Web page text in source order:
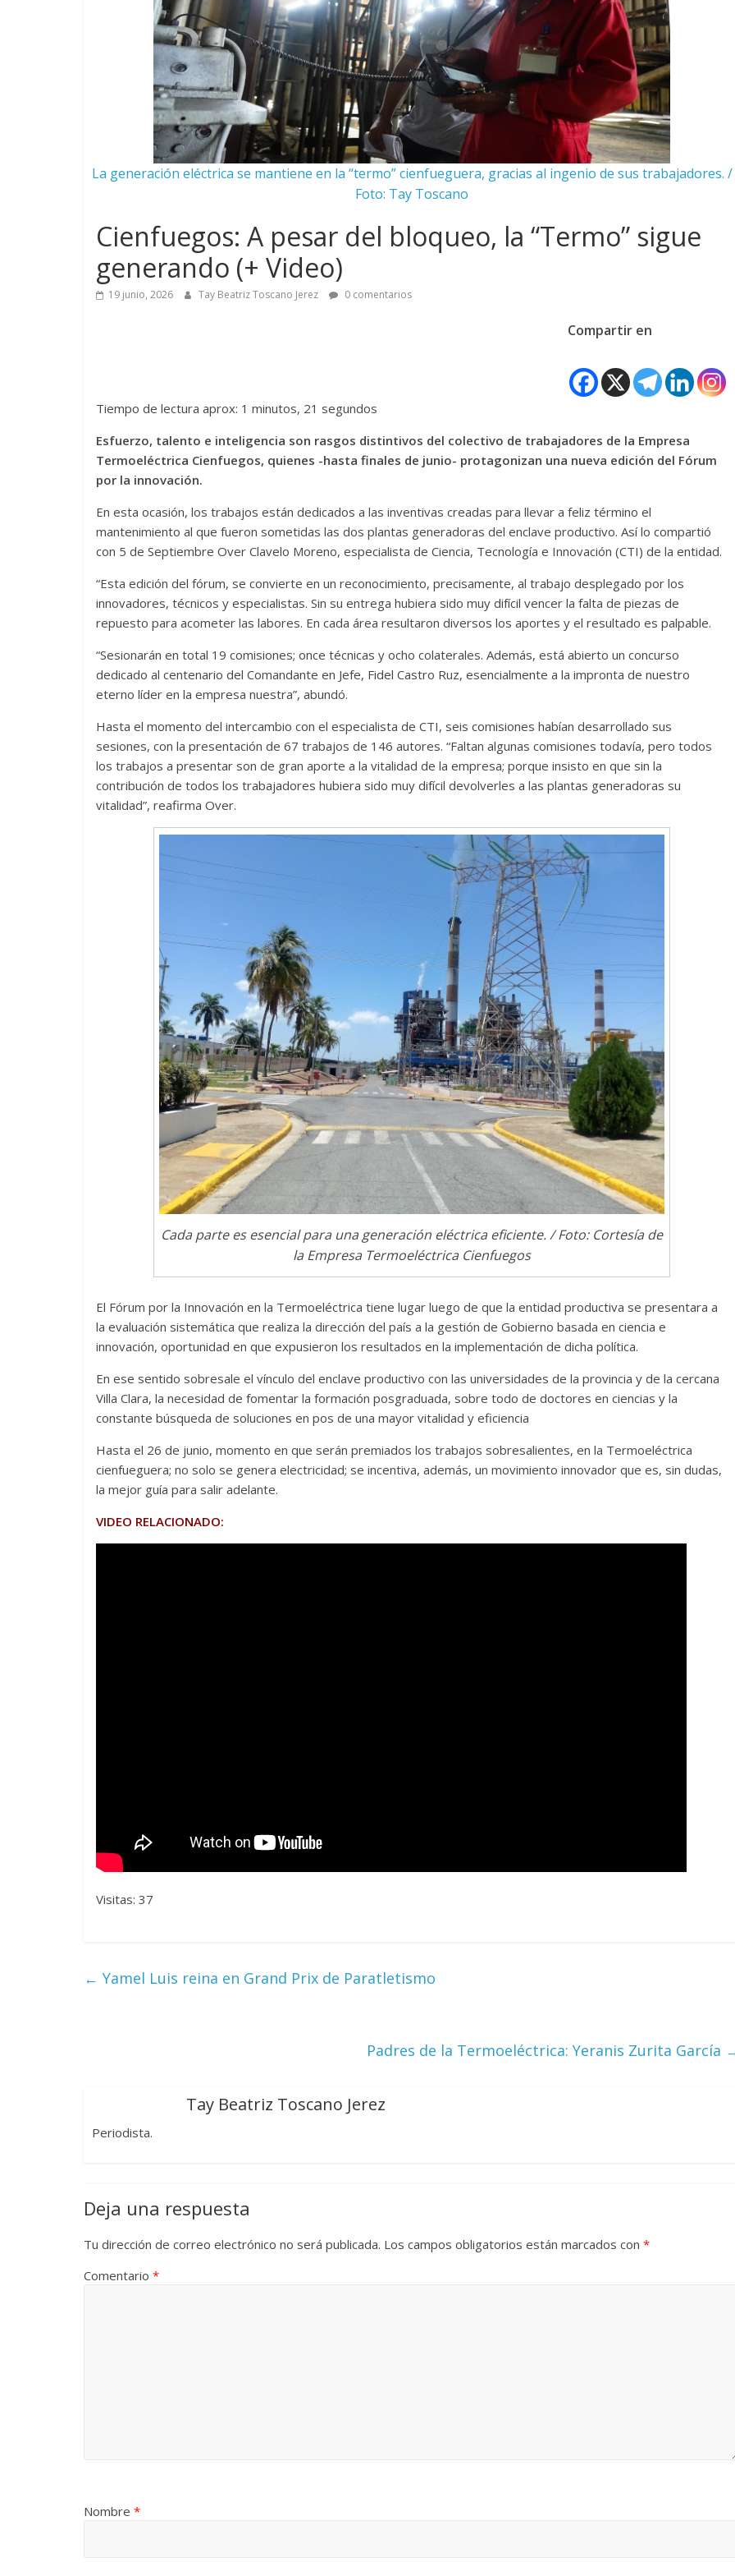
La generación eléctrica se mantiene en la “termo” cienfueguera, gracias al ingenio de sus trabajadores. /
Foto: Tay Toscano
Cienfuegos: A pesar del bloqueo, la “Termo” sigue
generando (+ Video)
19 junio, 2026 Tay Beatriz Toscano Jerez 0 comentarios
Compartir en
Tiempo de lectura aprox: 1 minutos, 21 segundos
Esfuerzo, talento e inteligencia son rasgos distintivos del colectivo de trabajadores de la Empresa
Termoeléctrica Cienfuegos, quienes -hasta finales de junio- protagonizan una nueva edición del Fórum
por la innovación.
En esta ocasión, los trabajos están dedicados a las inventivas creadas para llevar a feliz término el
mantenimiento al que fueron sometidas las dos plantas generadoras del enclave productivo. Así lo compartió
con 5 de Septiembre Over Clavelo Moreno, especialista de Ciencia, Tecnología e Innovación (CTI) de la entidad.
“Esta edición del fórum, se convierte en un reconocimiento, precisamente, al trabajo desplegado por los
innovadores, técnicos y especialistas. Sin su entrega hubiera sido muy difícil vencer la falta de piezas de
repuesto para acometer las labores. En cada área resultaron diversos los aportes y el resultado es palpable.
“Sesionarán en total 19 comisiones; once técnicas y ocho colaterales. Además, está abierto un concurso
dedicado al centenario del Comandante en Jefe, Fidel Castro Ruz, esencialmente a la impronta de nuestro
eterno líder en la empresa nuestra”, abundó.
Hasta el momento del intercambio con el especialista de CTI, seis comisiones habían desarrollado sus
sesiones, con la presentación de 67 trabajos de 146 autores. “Faltan algunas comisiones todavía, pero todos
los trabajos a presentar son de gran aporte a la vitalidad de la empresa; porque insisto en que sin la
contribución de todos los trabajadores hubiera sido muy difícil devolverles a las plantas generadoras su
vitalidad”, reafirma Over.
Cada parte es esencial para una generación eléctrica eficiente. / Foto: Cortesía de
la Empresa Termoeléctrica Cienfuegos
El Fórum por la Innovación en la Termoeléctrica tiene lugar luego de que la entidad productiva se presentara a
la evaluación sistemática que realiza la dirección del país a la gestión de Gobierno basada en ciencia e
innovación, oportunidad en que expusieron los resultados en la implementación de dicha política.
En ese sentido sobresale el vínculo del enclave productivo con las universidades de la provincia y de la cercana
Villa Clara, la necesidad de fomentar la formación posgraduada, sobre todo de doctores en ciencias y la
constante búsqueda de soluciones en pos de una mayor vitalidad y eficiencia
Hasta el 26 de junio, momento en que serán premiados los trabajos sobresalientes, en la Termoeléctrica
cienfueguera; no solo se genera electricidad; se incentiva, además, un movimiento innovador que es, sin dudas,
la mejor guía para salir adelante.
VIDEO RELACIONADO:
Visitas: 37
← Yamel Luis reina en Grand Prix de Paratletismo
Padres de la Termoeléctrica: Yeranis Zurita García
Tay Beatriz Toscano Jerez
Periodista.
Deja una respuesta
Tu dirección de correo electrónico no será publicada. Los campos obligatorios están marcados con *
Comentario *
Nombre *
Cuento de hadas
interclasista en la alta
burguesía mexicana
30 diciembre, 2025
Julio Martínez Molina
Cine macizo de
0
Responso por el alma